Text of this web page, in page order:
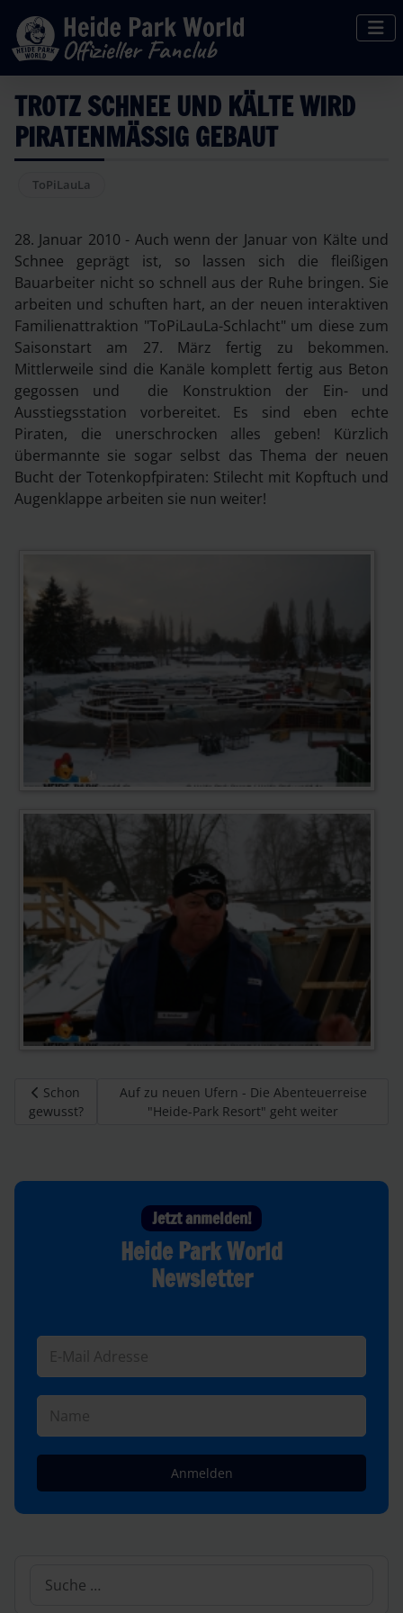
TROTZ SCHNEE UND KÄLTE WIRD
PIRATENMÄSSIG GEBAUT
ToPiLauLa
28. Januar 2010 - Auch wenn der Januar von Kälte und
Schnee geprägt ist, so lassen sich die fleißigen
Bauarbeiter nicht so schnell aus der Ruhe bringen. Sie
arbeiten und schuften hart, an der neuen interaktiven
Familienattraktion "ToPiLauLa-Schlacht" um diese zum
Saisonstart am 27. März fertig zu bekommen.
Mittlerweile sind die Kanäle komplett fertig aus Beton
gegossen und die Konstruktion der Ein- und
Ausstiegsstation vorbereitet. Es sind eben echte
Piraten, die unerschrocken alles geben! Kürzlich
übermannte sie sogar selbst das Thema der neuen
Bucht der Totenkopfpiraten: Stilecht mit Kopftuch und
Augenklappe arbeiten sie nun weiter!
Vorheriger Beitrag: Schon gewusst?
Schon
gewusst?
Nächster Beitrag: Auf zu neuen Ufern - Die
Auf zu neuen Ufern - Die Abenteuerreise
"Heide-Park Resort" geht weiter
Jetzt anmelden!
Heide Park World
Newsletter
Anmelden
Suchen